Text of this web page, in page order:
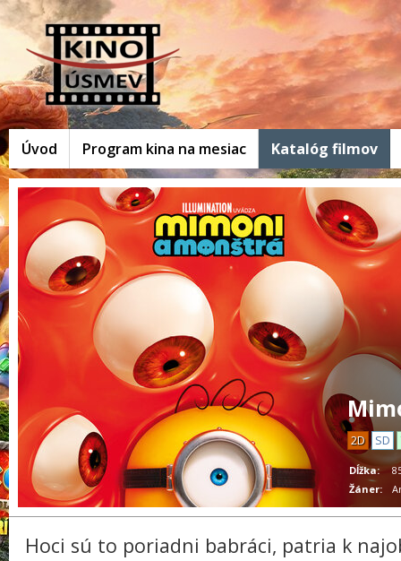
Úvod Program kina na mesiac Katalóg filmov
2D SD
Dĺžka:
Žáner:
Hoci sú to poriadni babráci, patria k